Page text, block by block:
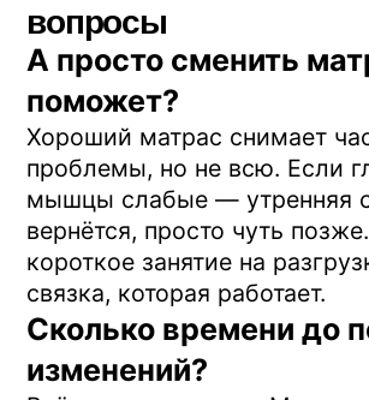
Все статьи
Похожие статьи